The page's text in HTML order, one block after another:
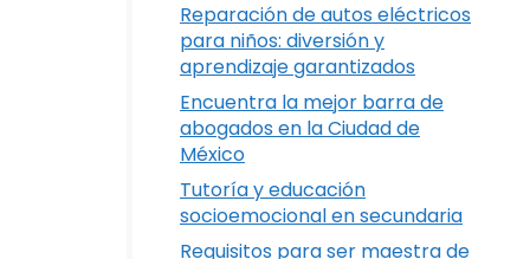
Reparación de autos eléctricos
para niños: diversión y
aprendizaje garantizados
Encuentra la mejor barra de
abogados en la Ciudad de
México
Tutoría y educación
socioemocional en secundaria
Requisitos para ser maestra de